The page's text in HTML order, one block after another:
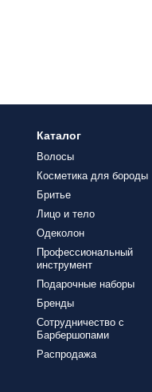
Каталог
Волосы
Косметика для бороды
Бритье
Лицо и тело
Одеколон
Профессиональный
инструмент
Подарочные наборы
Бренды
Сотрудничество с
Барбершопами
Распродажа